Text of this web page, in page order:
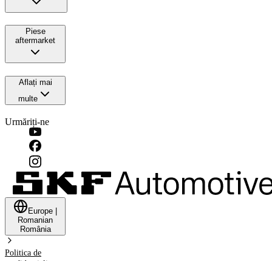
Piese
aftermarket
Aflați mai
multe
Urmăriți-ne
Europe
Romanian
România
Politica de